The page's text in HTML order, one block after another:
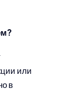
или
в